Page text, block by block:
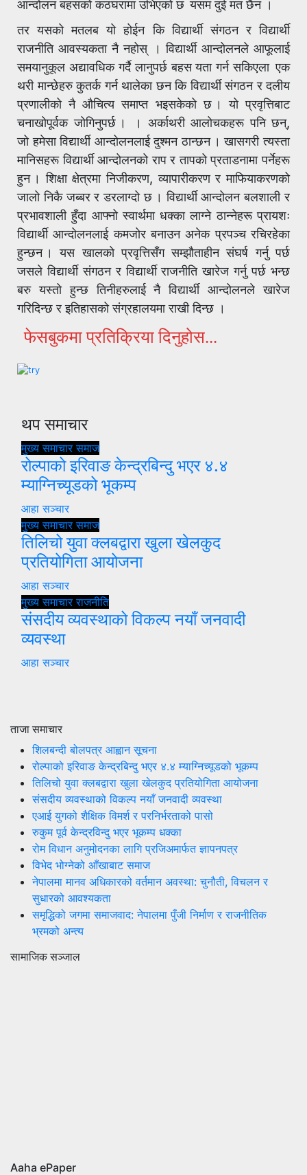
आन्दोलन बहसको कठघरामा उभिएको छ यसम दुई मत छैन ।
तर यसको मतलब यो होईन कि विद्यार्थी संगठन र विद्यार्थी
राजनीति आवस्यकता नै नहोस् । विद्यार्थी आन्दोलनले आफूलाई
समयानुकूल अद्यावधिक गर्दै लानुपर्छ बहस यता गर्न सकिएला एक
थरी मान्छेहरु कुतर्क गर्न थालेका छन कि विद्यार्थी संगठन र दलीय
प्रणालीको नै औचित्य समाप्त भइसकेको छ । यो प्रवृत्तिबाट
चनाखोपूर्वक जोगिनुपर्छ । । अर्काथरी आलोचकहरू पनि छन्,
जो हमेसा विद्यार्थी आन्दोलनलाई दुश्मन ठान्छन । खासगरी त्यस्ता
मानिसहरू विद्यार्थी आन्दोलनको राप र तापको प्रताडनामा पर्नेहरू
हुन । शिक्षा क्षेत्रमा निजीकरण, व्यापारीकरण र माफियाकरणको
जालो निकै जब्बर र डरलाग्दो छ । विद्यार्थी आन्दोलन बलशाली र
प्रभावशाली हुँदा आफ्नो स्वार्थमा धक्का लाग्ने ठान्नेहरू प्रायशः
विद्यार्थी आन्दोलनलाई कमजोर बनाउन अनेक प्रपञ्च रचिरहेका
हुन्छन । यस खालको प्रवृत्तिसँग सम्झौताहीन संघर्ष गर्नु पर्छ
जसले विद्यार्थी संगठन र विद्यार्थी राजनीति खारेज गर्नु पर्छ भन्छ
बरु यस्तो हुन्छ तिनीहरुलाई नै विद्यार्थी आन्दोलनले खारेज
गरिदिन्छ र इतिहासको संग्रहालयमा राखी दिन्छ ।
फेसबुकमा प्रतिक्रिया दिनुहोस...
थप समाचार
मुख्य समाचारसमाज
रोल्पाको इरिवाङ केन्द्रबिन्दु भएर ४.४
म्याग्निच्यूडको भूकम्प
आहा सञ्चार
मुख्य समाचारसमाज
तिलिचो युवा क्लबद्वारा खुला खेलकुद
प्रतियोगिता आयोजना
आहा सञ्चार
मुख्य समाचारराजनीति
संसदीय व्यवस्थाको विकल्प नयाँ जनवादी
व्यवस्था
आहा सञ्चार
ताजा समाचार
शिलबन्दी बोलपत्र आह्वान सूचना
रोल्पाको इरिवाङ केन्द्रबिन्दु भएर ४.४ म्याग्निच्यूडको भूकम्प
तिलिचो युवा क्लबद्वारा खुला खेलकुद प्रतियोगिता आयोजना
संसदीय व्यवस्थाको विकल्प नयाँ जनवादी व्यवस्था
एआई युगको शैक्षिक विमर्श र परनिर्भरताको पासो
रुकुम पूर्व केन्द्रविन्दु भएर भूकम्प धक्का
रोम विधान अनुमोदनका लागि प्रजिअमार्फत ज्ञापनपत्र
विभेद भोग्नेको आँखाबाट समाज
नेपालमा मानव अधिकारको वर्तमान अवस्था: चुनौती, विचलन र
सुधारको आवश्यकता
समृद्धिको जगमा समाजवाद: नेपालमा पुँजी निर्माण र राजनीतिक
भ्रमको अन्त्य
सामाजिक सञ्जाल
Aaha ePaper